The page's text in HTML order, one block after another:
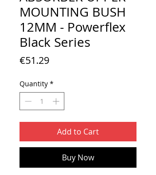
MOUNTING BUSH
12MM - Powerflex
Black Series
€51.29Price
Quantity *
Add to Cart
Buy Now